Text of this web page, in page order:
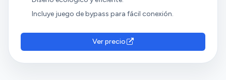
días más fríos o nublados, su eficiencia disminuye
funcionamiento en un día nublado, el agua solo
apenas consigue subir un grado, lo cual es bastante
Incluye juego de bypass para fácil conexión.
Ver precio